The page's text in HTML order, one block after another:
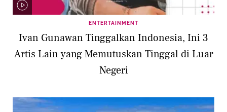
ENTERTAINMENT
Ivan Gunawan Tinggalkan Indonesia, Ini 3
Artis Lain yang Memutuskan Tinggal di Luar
Negeri